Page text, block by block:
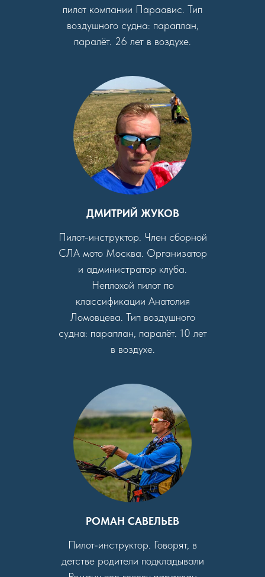
пилот компании Параавис. Тип
воздушного судна: параплан,
паралёт. 26 лет в воздухе.
ДМИТРИЙ ЖУКОВ
Пилот-инструктор. Член сборной
СЛА мото Москва. Организатор
и администратор клуба.
Неплохой пилот по
классификации Анатолия
Ломовцева. Тип воздушного
судна: параплан, паралёт. 10 лет
в воздухе.
РОМАН САВЕЛЬЕВ
Пилот-инструктор. Говорят, в
детстве родители подкладывали